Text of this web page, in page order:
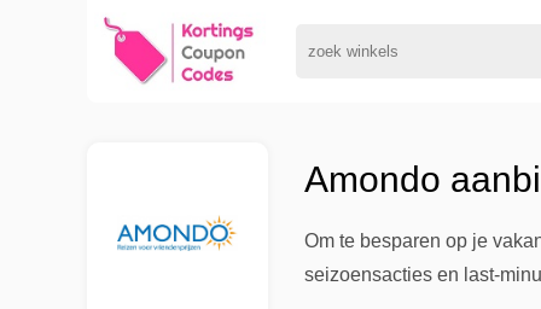
Amondo
Om te besparen op je
seizoensacties en last-